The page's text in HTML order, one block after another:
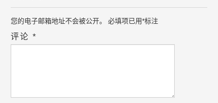
您的电子邮箱地址不会被公开。 必填项已用*标注
评论*